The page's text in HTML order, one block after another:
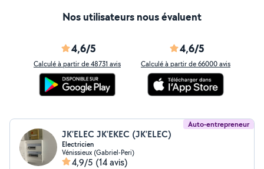
Nos utilisateurs nous évaluent
4,6/5
Calculé à partir de 48731 avis
4,6/5
Calculé à partir de 66000 avis
Auto-entrepreneur
JK’ELEC JK’EKEC (JK’ELEC)
Electricien
Vénissieux (Gabriel-Peri)
4,9/5 (14 avis)